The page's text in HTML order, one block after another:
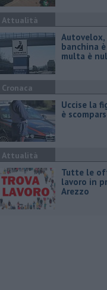
Attualità
Autovelox,
banchina
multa è
Cronaca
Uccise la
è
Attualità
​Tutte le
lavoro in
Arezzo